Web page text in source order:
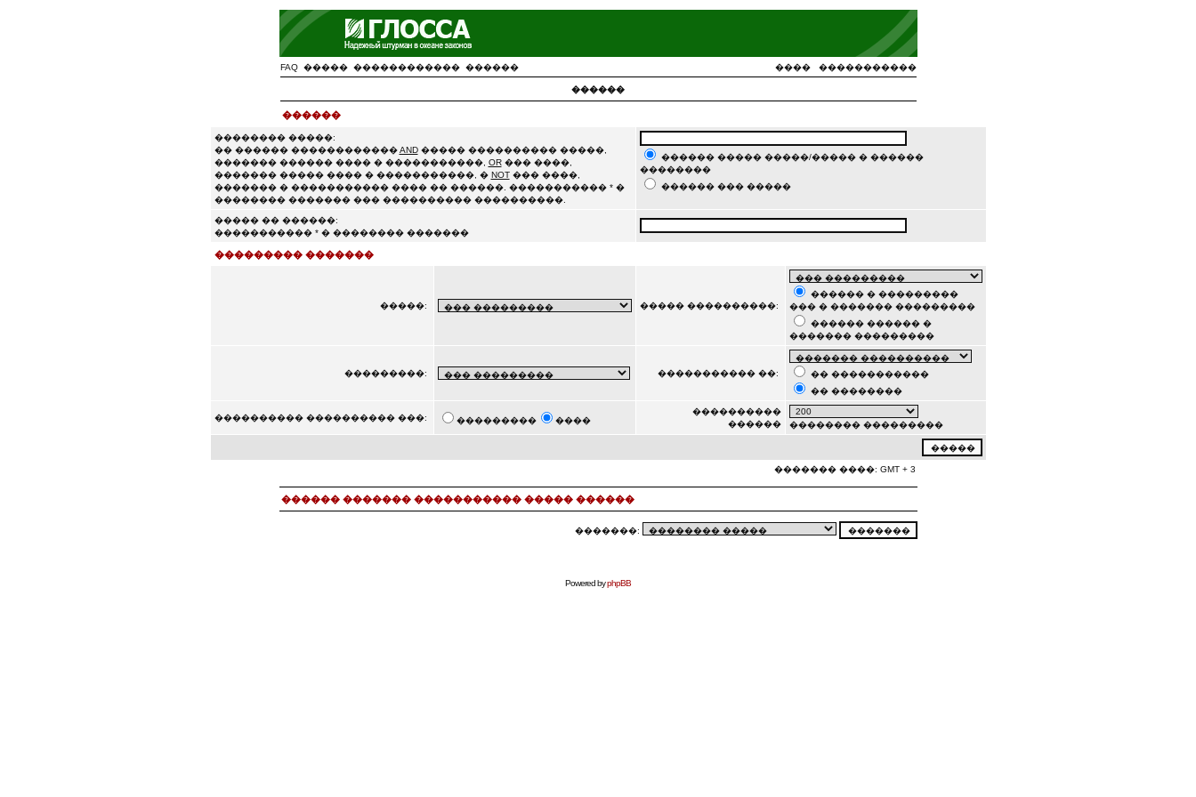
FAQ ����� ������������ ������ ���� �����������
������
������
�������� �����:
�� ������ ������������AND����� ���������� �����,
������� ������ ���� � �����������, OR��� ����,
������� ����� ���� � �����������, � NOT��� ����,
������� � ����������� ���� �� ������. ����������� * �
�������� ������� ��� ���������� ����������.
������ ����� �����/����� � ������
��������
������ ��� �����
����� �� ������:
����������� * � �������� �������
��������� �������
�����: ����� ����������:
������ � ���������
��� � ������� ���������
������ ������ �
������� ���������
���������: ����������� ��:
�� �����������
�� ��������
���������� ���������� ���: ��������� ����
����������
������
�������� ���������
������� ����: GMT + 3
������ ������� ����������� ����� ������
�������:
Powered byphpBB